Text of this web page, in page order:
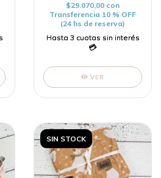
$29.070,00 con
Transferencia 10 % OFF
(24 hs de reserva)
VER
SIN STOCK